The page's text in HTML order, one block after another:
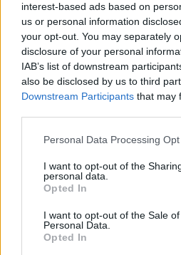
interest-based ads based on
us or personal information
your opt-out. You may separately
disclosure of your personal
IAB’s list of downstream
also be disclosed by us to third
Downstream Participants that may
Personal Data Processing
I want to opt-out of the
personal data.
Opted In
I want to opt-out of the Sale
Personal Data.
Opted In
ΜΠΟΡΕΙ ΝΑ ΣΑΣ